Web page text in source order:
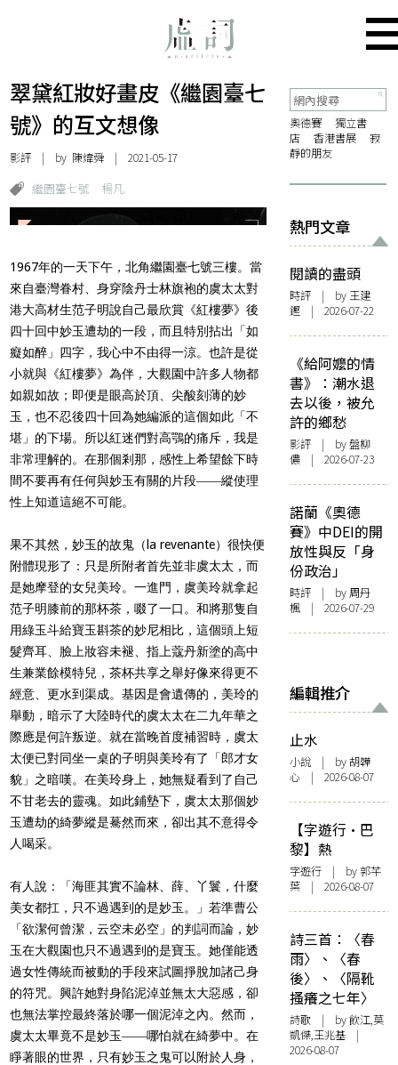
翠黛紅妝好畫皮――《繼園臺七
號》的互文想像
影評 | by 陳煒舜 | 2021-05-17
繼園臺七號 楊凡
1967年的一天下午，北角繼園臺七號三樓。當
來自臺灣眷村、身穿陰丹士林旗袍的虞太太對
港大高材生范子明說自己最欣賞《紅樓夢》後
四十回中妙玉遭劫的一段，而且特別拈出「如
癡如醉」四字，我心中不由得一涼。也許是從
小就與《紅樓夢》為伴，大觀園中許多人物都
如親如故；即便是眼高於頂、尖酸刻薄的妙
玉，也不忍後四十回為她編派的這個如此「不
堪」的下場。所以紅迷們對高鶚的痛斥，我是
非常理解的。在那個剎那，感性上希望餘下時
間不要再有任何與妙玉有關的片段――縱使理
性上知道這絕不可能。
果不其然，妙玉的故鬼（la revenante）很快便
附體現形了：只是所附者首先並非虞太太，而
是她摩登的女兒美玲。一進門，虞美玲就拿起
范子明膝前的那杯茶，啜了一口。和將那隻自
用綠玉斗給寶玉斟茶的妙尼相比，這個頭上短
髮齊耳、臉上妝容未褪、指上蔻丹新塗的高中
生兼業餘模特兒，茶杯共享之舉好像來得更不
經意、更水到渠成。基因是會遺傳的，美玲的
舉動，暗示了大陸時代的虞太太在二九年華之
際應是何許叛逆。就在當晚首度補習時，虞太
太便已對同坐一桌的子明與美玲有了「郎才女
貌」之暗嘆。在美玲身上，她無疑看到了自己
不甘老去的靈魂。如此鋪墊下，虞太太那個妙
玉遭劫的綺夢縱是驀然而來，卻出其不意得令
人喝采。
有人說：「海匪其實不論林、薛、丫鬟，什麼
美女都扛，只不過遇到的是妙玉。」若準曹公
「欲潔何曾潔，云空未必空」的判詞而論，妙
玉在大觀園也只不過遇到的是寶玉。她僅能透
過女性傳統而被動的手段來試圖掙脫加諸己身
的符咒。興許她對身陷泥淖並無太大惡感，卻
也無法掌控最終落於哪一個泥淖之內。然而，
虞太太畢竟不是妙玉――哪怕就在綺夢中。在
睜著眼的世界，只有妙玉之鬼可以附於人身，
奧德賽
獨立書
店
香港書展
寂
靜的朋友
熱門文章
閱讀的盡頭
時評 | by 王建
鏗 | 2026-07-22
《給阿嬤的情
書》：潮水退
去以後，被允
許的鄉愁
影評 | by 盤柳
儂 | 2026-07-23
諾蘭《奧德
賽》中DEI的開
放性與反「身
份政治」
時評 | by周丹
楓 | 2026-07-29
編輯推介
止水
小說 | by 胡韡
心 | 2026-08-07
【字遊行·巴
黎】熱
字遊行 | by 郭芊
葉 | 2026-08-07
詩三首：〈春
雨〉、〈春
後〉、〈隔靴
搔癢之七年〉
詩歌 | by 飲江,莫
凱傑,王兆基 |
2026-08-07